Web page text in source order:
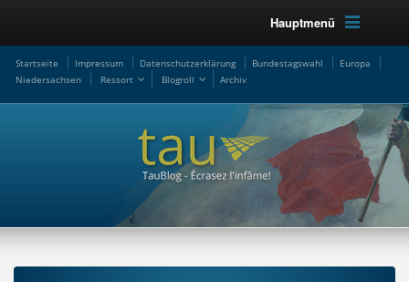
Hauptmenü
Startseite Impressum Datenschutzerklärung Bundestagswahl
Europa
Niedersachsen
Ressort Blogroll Archiv